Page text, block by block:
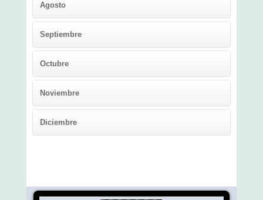
Agosto
Septiembre
Octubre
Noviembre
Diciembre